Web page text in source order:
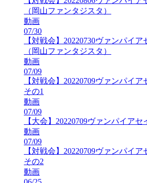
（岡山ファンタジスタ）
動画
07/30
【対戦会】20220730ヴァンパイ
（岡山ファンタジスタ）
動画
07/09
【対戦会】20220709ヴァンパイ
その1
動画
07/09
【大会】20220709ヴァンパイア
動画
07/09
【対戦会】20220709ヴァンパイ
その2
動画